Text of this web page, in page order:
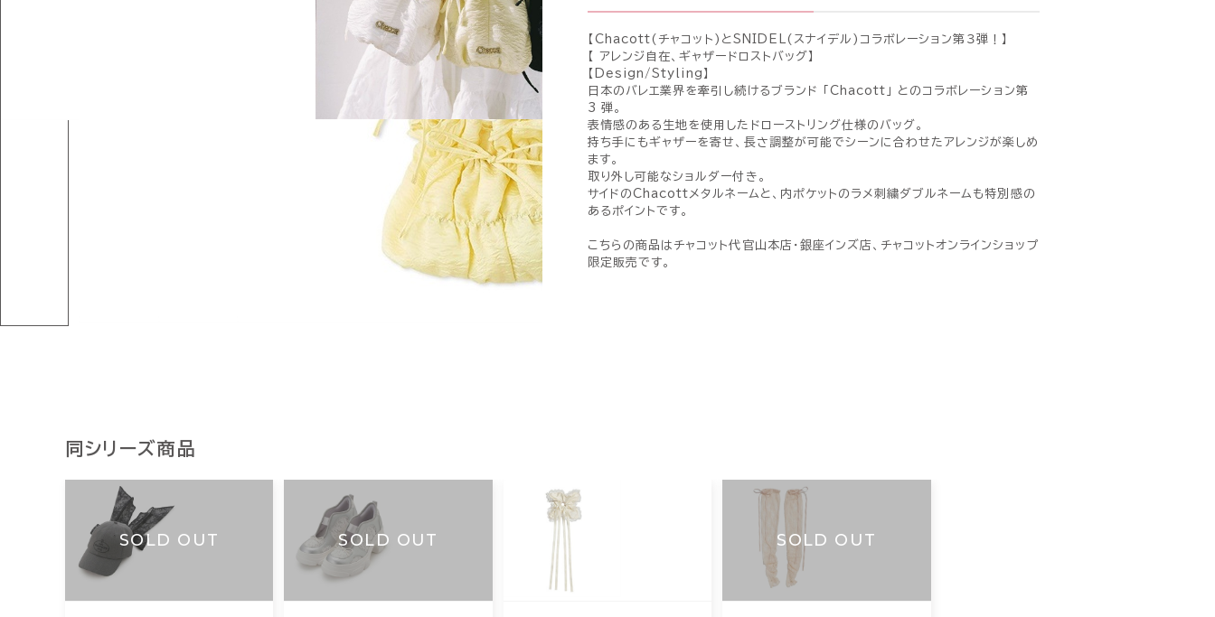
【Chacott(チャコット)とSNIDEL(スナイデル)コラボレーション第３弾！】
【 アレンジ自在、ギャザードロストバッグ】
【Design/Styling】
日本のバレエ業界を牽引し続けるブランド 「Chacott」 とのコラボレーション第
3 弾。
表情感のある生地を使用したドローストリング仕様のバッグ。
持ち手にもギャザーを寄せ、長さ調整が可能でシーンに合わせたアレンジが楽しめ
ます。
取り外し可能なショルダー付き。
サイドのChacottメタルネームと、内ポケットのラメ刺繍ダブルネームも特別感の
あるポイントです。
こちらの商品はチャコット代官山本店・銀座インズ店、チャコットオンラインショップ
限定販売です。
同シリーズ商品
SOLD OUT SOLD OUT SOLD OUT